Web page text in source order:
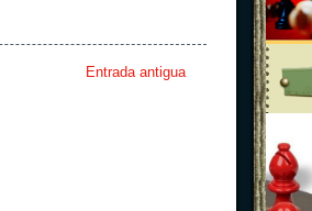
Entrada antigua